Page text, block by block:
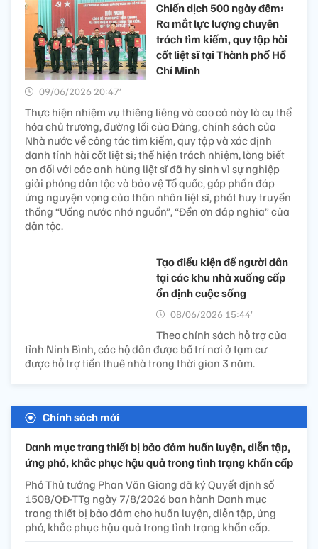
Chiến dịch 500 ngày đêm:
Ra mắt lực lượng chuyên
trách tìm kiếm, quy tập hài
cốt liệt sĩ tại Thành phố Hồ
Chí Minh
09/06/2026 20:47’
Thực hiện nhiệm vụ thiêng liêng và cao cả này là cụ thể
hóa chủ trương, đường lối của Đảng, chính sách của
Nhà nước về công tác tìm kiếm, quy tập và xác định
danh tính hài cốt liệt sĩ; thể hiện trách nhiệm, lòng biết
ơn đối với các anh hùng liệt sĩ đã hy sinh vì sự nghiệp
giải phóng dân tộc và bảo vệ Tổ quốc, góp phần đáp
ứng nguyện vọng của thân nhân liệt sĩ, phát huy truyền
thống “Uống nước nhớ nguồn”, “Đền ơn đáp nghĩa” của
dân tộc.
Tạo điều kiện để người dân
tại các khu nhà xuống cấp
ổn định cuộc sống
08/06/2026 15:44’
Theo chính sách hỗ trợ của
tỉnh Ninh Bình, các hộ dân được bố trí nơi ở tạm cư
được hỗ trợ tiền thuê nhà trong thời gian 3 năm.
Chính sách mới
Danh mục trang thiết bị bảo đảm huấn luyện, diễn tập,
ứng phó, khắc phục hậu quả trong tình trạng khẩn cấp
Phó Thủ tướng Phan Văn Giang đã ký Quyết định số
1508/QĐ-TTg ngày 7/8/2026 ban hành Danh mục
trang thiết bị bảo đảm cho huấn luyện, diễn tập, ứng
phó, khắc phục hậu quả trong tình trạng khẩn cấp.